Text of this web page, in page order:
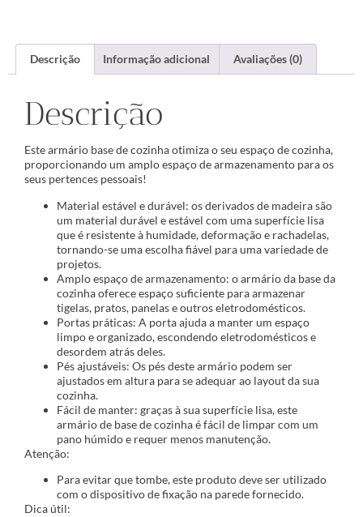
Descrição Informação adicional Avaliações (0)
Descrição
Este armário base de cozinha otimiza o seu espaço de cozinha,
proporcionando um amplo espaço de armazenamento para os
seus pertences pessoais!
Material estável e durável: os derivados de madeira são
um material durável e estável com uma superfície lisa
que é resistente à humidade, deformação e rachadelas,
tornando-se uma escolha fiável para uma variedade de
projetos.
Amplo espaço de armazenamento: o armário da base da
cozinha oferece espaço suficiente para armazenar
tigelas, pratos, panelas e outros eletrodomésticos.
Portas práticas: A porta ajuda a manter um espaço
limpo e organizado, escondendo eletrodomésticos e
desordem atrás deles.
Pés ajustáveis: Os pés deste armário podem ser
ajustados em altura para se adequar ao layout da sua
cozinha.
Fácil de manter: graças à sua superfície lisa, este
armário de base de cozinha é fácil de limpar com um
pano húmido e requer menos manutenção.
Atenção:
Para evitar que tombe, este produto deve ser utilizado
com o dispositivo de fixação na parede fornecido.
Dica útil: